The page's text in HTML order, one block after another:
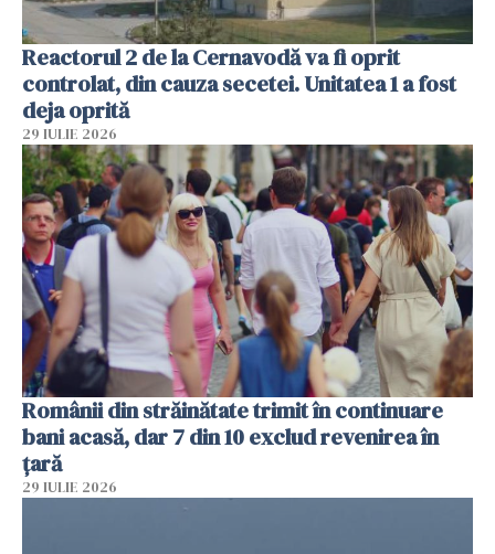
Reactorul 2 de la Cernavodă va fi oprit
controlat, din cauza secetei. Unitatea 1 a fost
deja oprită
29 IULIE 2026
Românii din străinătate trimit în continuare
bani acasă, dar 7 din 10 exclud revenirea în
țară
29 IULIE 2026